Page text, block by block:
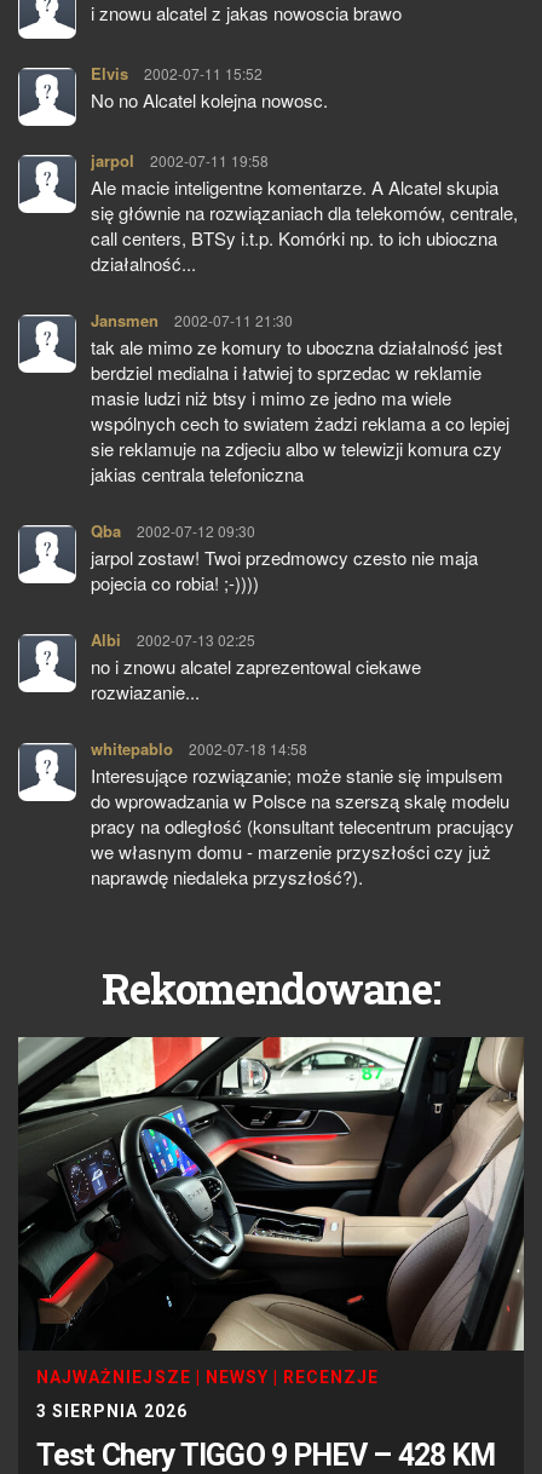
i znowu alcatel z jakas nowoscia brawo
Elvis pisze:
2002-07-11 15:52
No no Alcatel kolejna nowosc.
jarpol pisze:
2002-07-11 19:58
Ale macie inteligentne komentarze. A Alcatel skupia
się głównie na rozwiązaniach dla telekomów, centrale,
call centers, BTSy i.t.p. Komórki np. to ich ubioczna
działalność...
Jansmen pisze:
2002-07-11 21:30
tak ale mimo ze komury to uboczna działalność jest
berdziel medialna i łatwiej to sprzedac w reklamie
masie ludzi niż btsy i mimo ze jedno ma wiele
wspólnych cech to swiatem żadzi reklama a co lepiej
sie reklamuje na zdjeciu albo w telewizji komura czy
jakias centrala telefoniczna
Qba pisze:
2002-07-12 09:30
jarpol zostaw! Twoi przedmowcy czesto nie maja
pojecia co robia! ;-))))
Albi pisze:
2002-07-13 02:25
no i znowu alcatel zaprezentowal ciekawe
rozwiazanie...
whitepablo pisze:
2002-07-18 14:58
Interesujące rozwiązanie; może stanie się impulsem
do wprowadzania w Polsce na szerszą skalę modelu
pracy na odległość (konsultant telecentrum pracujący
we własnym domu - marzenie przyszłości czy już
naprawdę niedaleka przyszłość?).
Rekomendowane:
NAJWAŻNIEJSZE NEWSY
RECENZJE
3 SIERPNIA 2026
Test Chery TIGGO 9 PHEV – 428 KM